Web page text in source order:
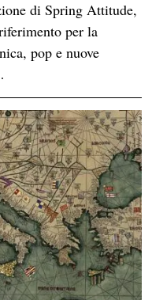
di Spring Attitude,
per la
pop e nuove